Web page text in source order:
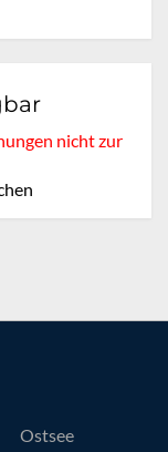
nicht zur
Ostsee